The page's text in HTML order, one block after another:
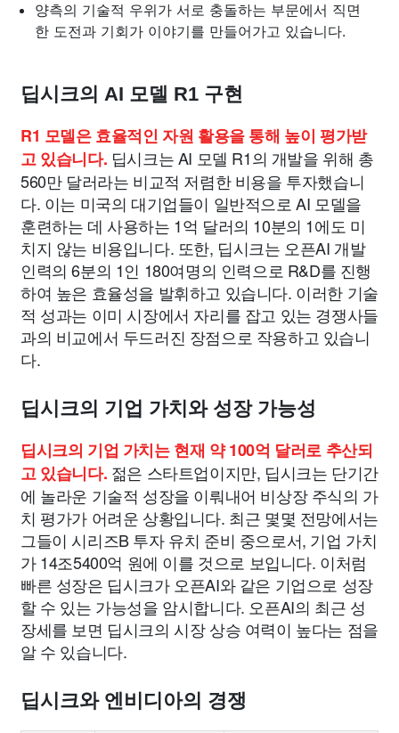
양측의 기술적 우위가 서로 충돌하는 부문에서 직면
한 도전과 기회가 이야기를 만들어가고 있습니다.
딥시크의 AI 모델 R1 구현
R1 모델은 효율적인 자원 활용을 통해 높이 평가받
고 있습니다. 딥시크는 AI 모델 R1의 개발을 위해 총
560만 달러라는 비교적 저렴한 비용을 투자했습니
다. 이는 미국의 대기업들이 일반적으로 AI 모델을
훈련하는 데 사용하는 1억 달러의 10분의 1에도 미
치지 않는 비용입니다. 또한, 딥시크는 오픈AI 개발
인력의 6분의 1인 180여명의 인력으로 R&D를 진행
하여 높은 효율성을 발휘하고 있습니다. 이러한 기술
적 성과는 이미 시장에서 자리를 잡고 있는 경쟁사들
과의 비교에서 두드러진 장점으로 작용하고 있습니
다.
딥시크의 기업 가치와 성장 가능성
딥시크의 기업 가치는 현재 약 100억 달러로 추산되
고 있습니다. 젊은 스타트업이지만, 딥시크는 단기간
에 놀라운 기술적 성장을 이뤄내어 비상장 주식의 가
치 평가가 어려운 상황입니다. 최근 몇몇 전망에서는
그들이 시리즈B 투자 유치 준비 중으로서, 기업 가치
가 14조5400억 원에 이를 것으로 보입니다. 이처럼
빠른 성장은 딥시크가 오픈AI와 같은 기업으로 성장
할 수 있는 가능성을 암시합니다. 오픈AI의 최근 성
장세를 보면 딥시크의 시장 상승 여력이 높다는 점을
알 수 있습니다.
딥시크와 엔비디아의 경쟁